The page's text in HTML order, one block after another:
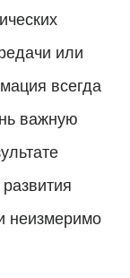
или
всегда
важную
неизмеримо